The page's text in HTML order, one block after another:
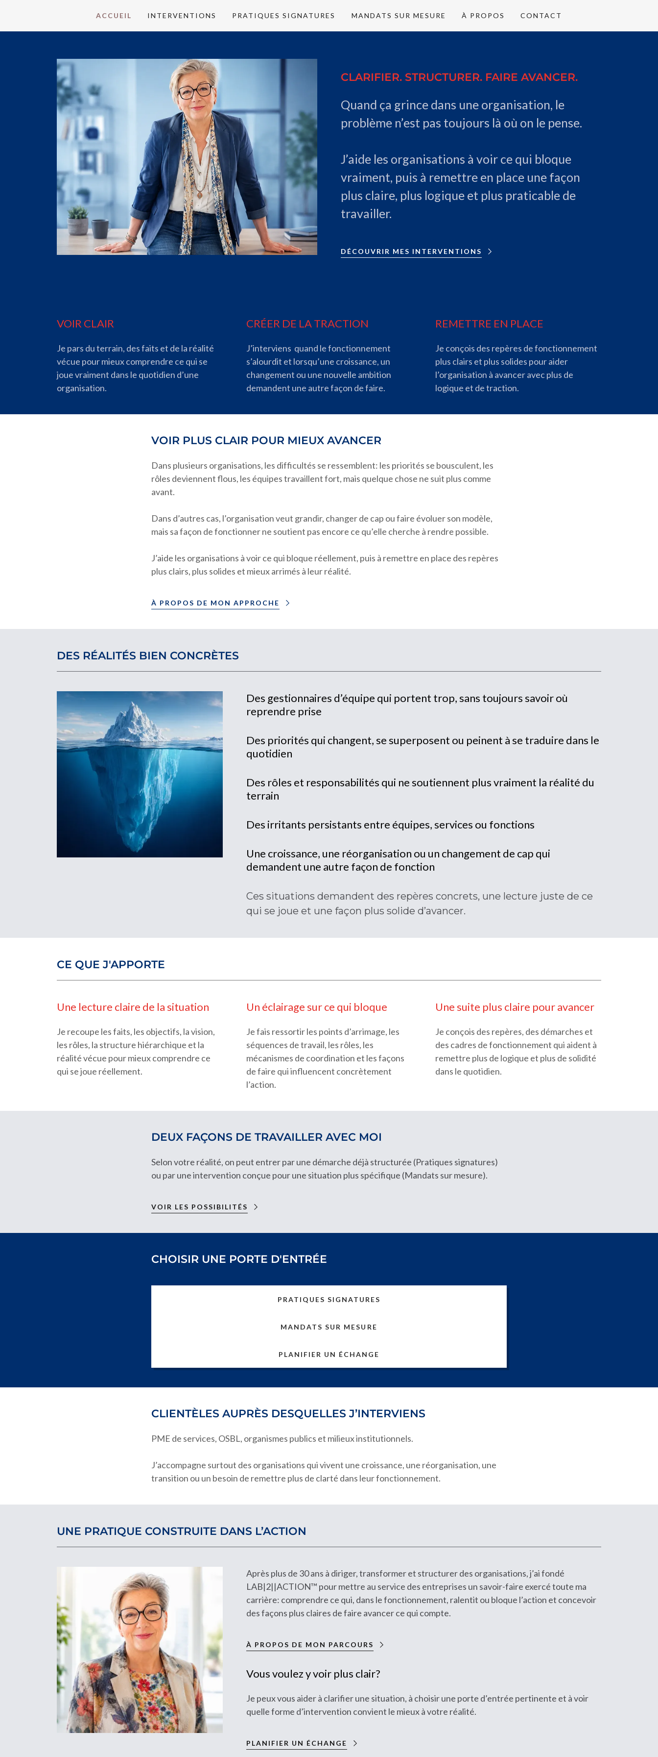
ACCUEIL INTERVENTIONS PRATIQUES SIGNATURES MANDATS SUR MESURE À PROPOS CONTACT
CLARIFIER. STRUCTURER. FAIRE AVANCER.
Quand ça grince dans une organisation, le
problème n’est pas toujours là où on le pense.
J’aide les organisations à voir ce qui bloque
vraiment, puis à remettre en place une façon
plus claire, plus logique et plus praticable de
travailler.
DÉCOUVRIR MES INTERVENTIONS
VOIR CLAIR
Je pars du terrain, des faits et de la réalité
vécue pour mieux comprendre ce qui se
joue vraiment dans le quotidien d’une
organisation.
CRÉER DE LA TRACTION
J’interviens quand le fonctionnement
s’alourdit et lorsqu’une croissance, un
changement ou une nouvelle ambition
demandent une autre façon de faire.
REMETTRE EN PLACE
Je conçois des repères de fonctionnement
plus clairs et plus solides pour aider
l’organisation à avancer avec plus de
logique et de traction.
VOIR PLUS CLAIR POUR MIEUX AVANCER
Dans plusieurs organisations, les difficultés se ressemblent: les priorités se bousculent, les
rôles deviennent flous, les équipes travaillent fort, mais quelque chose ne suit plus comme
avant.
Dans d’autres cas, l’organisation veut grandir, changer de cap ou faire évoluer son modèle,
mais sa façon de fonctionner ne soutient pas encore ce qu’elle cherche à rendre possible.
J’aide les organisations à voir ce qui bloque réellement, puis à remettre en place des repères
plus clairs, plus solides et mieux arrimés à leur réalité.
À PROPOS DE MON APPROCHE
DES RÉALITÉS BIEN CONCRÈTES
Des gestionnaires d’équipe qui portent trop, sans toujours savoir où
reprendre prise
Des priorités qui changent, se superposent ou peinent à se traduire dans le
quotidien
Des rôles et responsabilités qui ne soutiennent plus vraiment la réalité du
terrain
Des irritants persistants entre équipes, services ou fonctions
Une croissance, une réorganisation ou un changement de cap qui
demandent une autre façon de fonction
Ces situations demandent des repères concrets, une lecture juste de ce
qui se joue et une façon plus solide d’avancer.
CE QUE J'APPORTE
Une lecture claire de la situation
Je recoupe les faits, les objectifs, la vision,
les rôles, la structure hiérarchique et la
réalité vécue pour mieux comprendre ce
qui se joue réellement.
Un éclairage sur ce qui bloque
Je fais ressortir les points d’arrimage, les
séquences de travail, les rôles, les
mécanismes de coordination et les façons
de faire qui influencent concrètement
l’action.
Une suite plus claire pour avancer
Je conçois des repères, des démarches et
des cadres de fonctionnement qui aident à
remettre plus de logique et plus de solidité
dans le quotidien.
DEUX FAÇONS DE TRAVAILLER AVEC MOI
Selon votre réalité, on peut entrer par une démarche déjà structurée (Pratiques signatures)
ou par une intervention conçue pour une situation plus spécifique (Mandats sur mesure).
VOIR LES POSSIBILITÉS
CHOISIR UNE PORTE D'ENTRÉE
PRATIQUES SIGNATURES
MANDATS SUR MESURE
PLANIFIER UN ÉCHANGE
CLIENTÈLES AUPRÈS DESQUELLES J’INTERVIENS
PME de services, OSBL, organismes publics et milieux institutionnels.
J’accompagne surtout des organisations qui vivent une croissance, une réorganisation, une
transition ou un besoin de remettre plus de clarté dans leur fonctionnement.
UNE PRATIQUE CONSTRUITE DANS L’ACTION
Après plus de 30 ans à diriger, transformer et structurer des organisations, j’ai fondé
LAB|2||ACTION™ pour mettre au service des entreprises un savoir-faire exercé toute ma
carrière: comprendre ce qui, dans le fonctionnement, ralentit ou bloque l’action et concevoir
des façons plus claires de faire avancer ce qui compte.
À PROPOS DE MON PARCOURS
Vous voulez y voir plus clair?
Je peux vous aider à clarifier une situation, à choisir une porte d’entrée pertinente et à voir
quelle forme d’intervention convient le mieux à votre réalité.
PLANIFIER UN ÉCHANGE